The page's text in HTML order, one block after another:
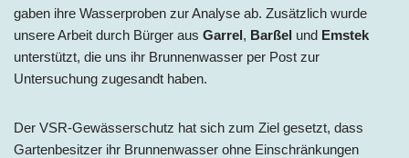
gaben ihre Wasserproben zur Analyse ab. Zusätzlich wurde
unsere Arbeit durch Bürger aus Garrel, Barßel und Emstek
unterstützt, die uns ihr Brunnenwasser per Post zur
Untersuchung zugesandt haben.
Der VSR-Gewässerschutz hat sich zum Ziel gesetzt, dass
Gartenbesitzer ihr Brunnenwasser ohne Einschränkungen